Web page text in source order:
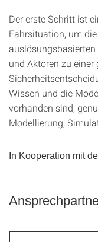
Der erste Schritt ist
Fahrsituation, um
und Aktoren zu
Wissen und die
vorhanden sind,
Modellierung,
In Kooperation mit